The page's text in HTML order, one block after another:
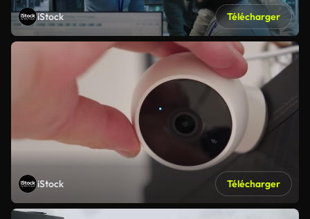
iStock Télécharger
iStock Télécharger